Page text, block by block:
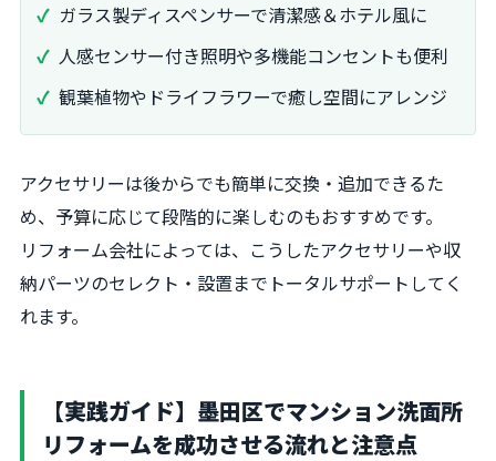
ガラス製ディスペンサーで清潔感＆ホテル風に
人感センサー付き照明や多機能コンセントも便利
観葉植物やドライフラワーで癒し空間にアレンジ
アクセサリーは後からでも簡単に交換・追加できるた
め、予算に応じて段階的に楽しむのもおすすめです。
リフォーム会社によっては、こうしたアクセサリーや収
納パーツのセレクト・設置までトータルサポートしてく
れます。
【実践ガイド】墨田区でマンション洗面所
リフォームを成功させる流れと注意点